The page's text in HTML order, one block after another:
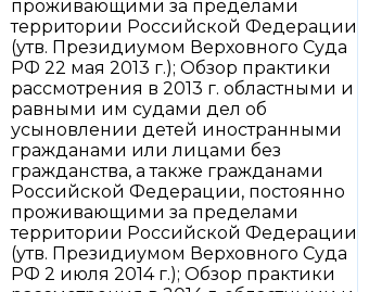
проживающими за пределами
территории Российской Федерации
(утв. Президиумом Верховного Суда
РФ 22 мая 2013 г.); Обзор практики
рассмотрения в 2013 г. областными и
равными им судами дел об
усыновлении детей иностранными
гражданами или лицами без
гражданства, а также гражданами
Российской Федерации, постоянно
проживающими за пределами
территории Российской Федерации
(утв. Президиумом Верховного Суда
РФ 2 июля 2014 г.); Обзор практики